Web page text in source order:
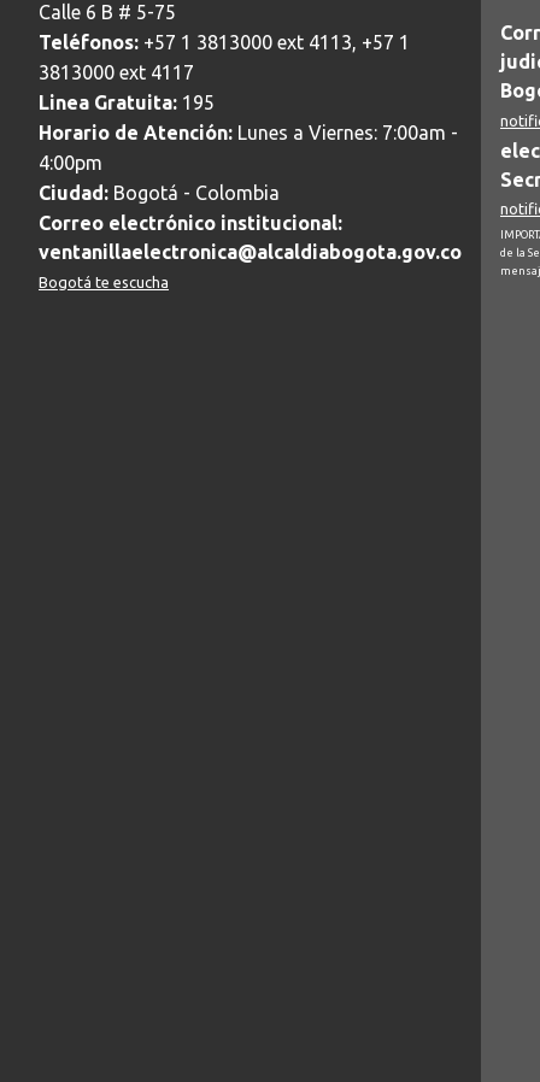
Calle 6 B # 5-75
Teléfonos: +57 1 3813000 ext 4113, +57 1
3813000 ext 4117
Linea Gratuita: 195
Horario de Atención: Lunes a Viernes: 7:00am -
4:00pm
Ciudad: Bogotá - Colombia
Correo electrónico institucional:
ventanillaelectronica@alcaldiabogota.gov.co
Bogotá te escucha
de la